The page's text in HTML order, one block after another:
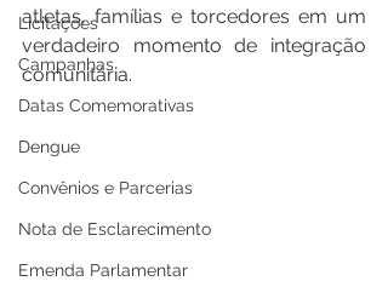
Licitações
Campanhas
Datas Comemorativas
Dengue
Convênios e Parcerias
Nota de Esclarecimento
Emenda Parlamentar
atletas, famílias e torcedores em um
verdadeiro momento de integração
comunitária.